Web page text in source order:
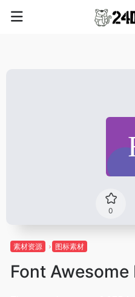
0
素材资源 图标素材
Font Awesome